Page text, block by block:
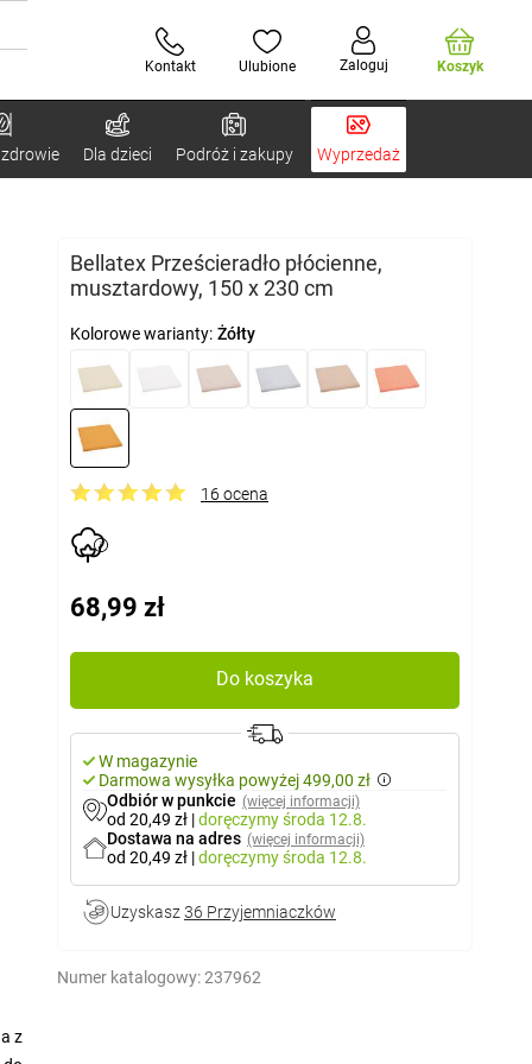
Kontakt Ulubione Zaloguj Koszyk
Dla dzieci Podróż i zakupy Wyprzedaż
Bellatex Prześcieradło płócienne,
musztardowy, 150 x 230 cm
Kolorowe warianty: Żółty
16 ocena
68,99 zł
Do koszyka
W magazynie
Darmowa wysyłka powyżej 499,00 zł
Odbiór w punkcie (więcej informacji)
od 20,49 zł |doręczymyśroda 12.8.
Dostawa na adres (więcej informacji)
od 20,49 zł |doręczymyśroda 12.8.
Uzyskasz 36 Przyjemniaczków
Numer katalogowy:237962
z